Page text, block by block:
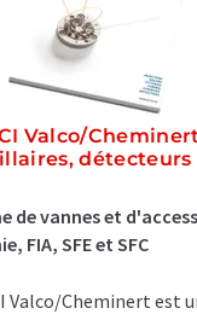
Valco/
détecteurs
de vannes et
FIA, SFE et SFC
Valco/Cheminert est